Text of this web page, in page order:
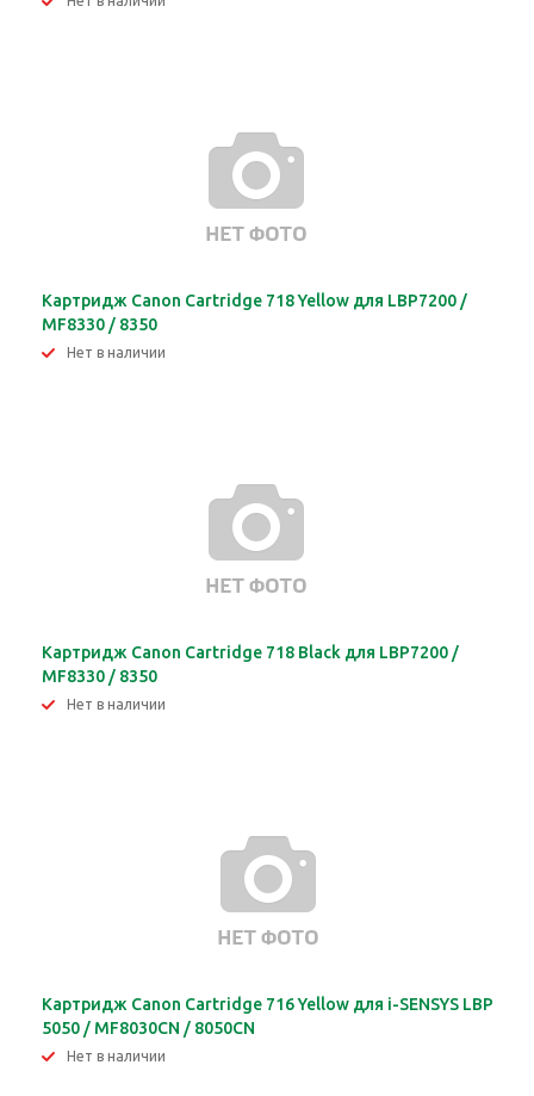
Картридж Canon Cartridge 718 Yellow для LBP7200 /
MF8330 / 8350
Нет в наличии
Картридж Canon Cartridge 718 Black для LBP7200 /
MF8330 / 8350
Нет в наличии
Картридж Canon Cartridge 716 Yellow для i-SENSYS LBP
5050 / MF8030CN / 8050CN
Нет в наличии